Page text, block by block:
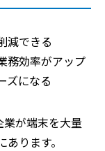
減できる
務効率がアップ
ズになる
が端末を大量
ります。